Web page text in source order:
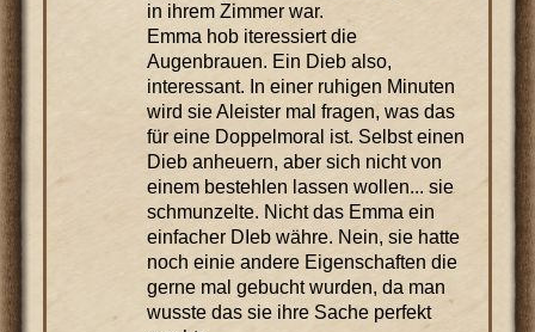
in ihrem Zimmer war.
Emma hob iteressiert die
Augenbrauen. Ein Dieb also,
interessant. In einer ruhigen Minuten
wird sie Aleister mal fragen, was das
für eine Doppelmoral ist. Selbst einen
Dieb anheuern, aber sich nicht von
einem bestehlen lassen wollen... sie
schmunzelte. Nicht das Emma ein
einfacher DIeb währe. Nein, sie hatte
noch einie andere Eigenschaften die
gerne mal gebucht wurden, da man
wusste das sie ihre Sache perfekt